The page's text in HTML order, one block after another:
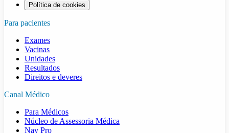
Política de cookies
Para pacientes
Exames
Vacinas
Unidades
Resultados
Direitos e deveres
Canal Médico
Para Médicos
Núcleo de Assessoria Médica
Nav Pro